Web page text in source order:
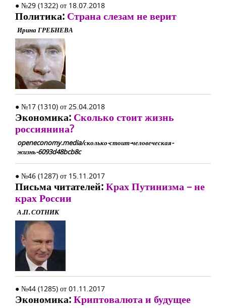
● №29 (1322) от 18.07.2018
Политика: Страна слезам не верит
Ирина ГРЕБНЕВА
● №17 (1310) от 25.04.2018
Экономика: Сколько стоит жизнь
россиянина?
openeconomy.media/сколько-стоит-человеческая-
жизнь-6093d48bcb8c
● №46 (1287) от 15.11.2017
Письма читателей:Крах Путинизма – не
крах России
А.П. СОТНИК
● №44 (1285) от 01.11.2017
Экономика:Криптовалюта и будущее